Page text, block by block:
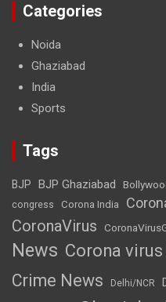
Categories
Noida
Ghaziabad
India
Sports
Tags
BJP BJP Ghaziabad
congress Corona India
CoronaVirus
News Corona
Crime News Delhi/NCR